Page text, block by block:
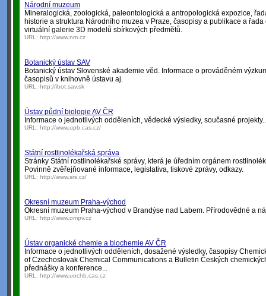
Národní muzeum
Mineralogická, zoologická, paleontologická a antropologická expozice,
historie a struktura Národního muzea v Praze, časopisy a publikace a
virtuální galerie 3D modelů sbírkových předmětů.
URL: http://www.nm.cz
Botanický ústav SAV
Botanický ústav Slovenské akademie věd. Informace o prováděném
časopisů v knihovně ústavu aj.
URL: http://ibot.sav.sk
Ústav půdní biologie AV ČR
Informace o jednotlivých odděleních, vědecké výsledky, současné
URL: http://www.upb.cas.cz/
Státní rostlinolékařská správa
Stránky Státní rostlinolékařské správy, která je úředním orgánem
Povinně zvěřejňované informace, legislativa, tiskové zprávy, odkazy.
URL: http://www.srs.cz/
Okresní muzeum Praha-východ
Okresní muzeum Praha-východ v Brandýse nad Labem. Přírodovědné a
URL: http://www.ompv.cz
Ústav organické chemie a biochemie AV ČR
Informace o jednotlivých odděleních, dosažené výsledky, časopisy
of Czechoslovak Chemical Communications a Bulletin Českých
přednášky a konference...
URL: http://www.uochb.cas.cz